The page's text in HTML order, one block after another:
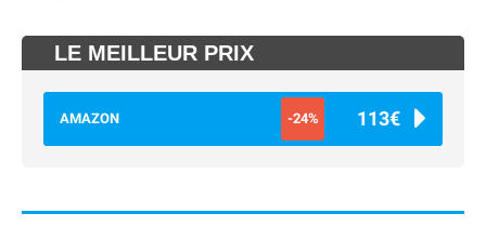
LE MEILLEUR PRIX
AMAZON -24% 113€